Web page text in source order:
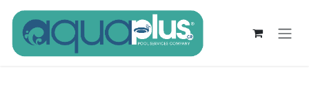
Ir al contenido